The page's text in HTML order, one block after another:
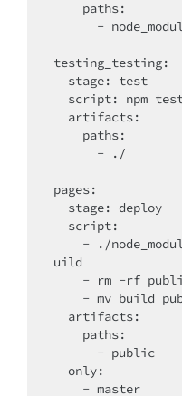
testing_testing:
pages:
uild